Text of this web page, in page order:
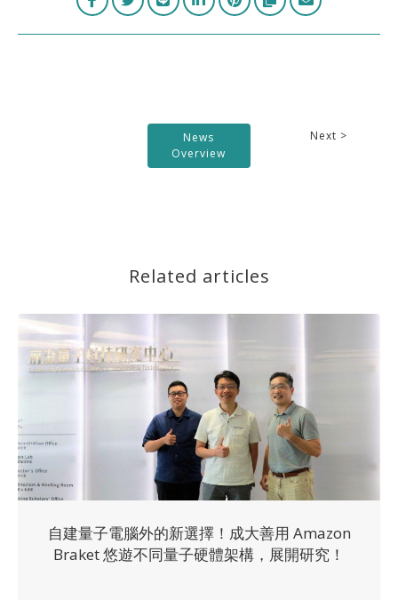
News
Overview
Next >
Related articles
自建量子電腦外的新選擇！成大善用 Amazon
Braket 悠遊不同量子硬體架構，展開研究！